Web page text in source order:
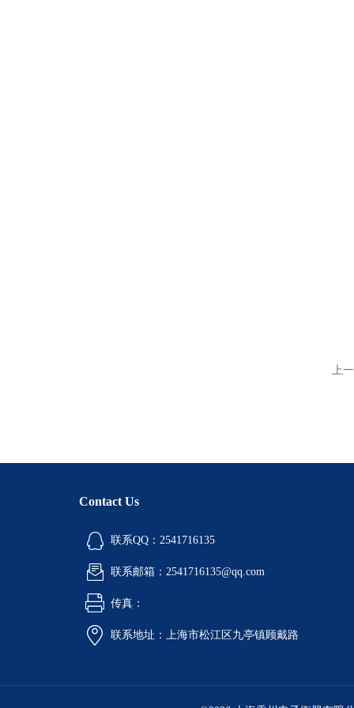
上
Contact Us
联系QQ：2541716135
联系邮箱：2541716135@qq.com
传真：
联系地址：上海市松江区九亭镇顾戴路